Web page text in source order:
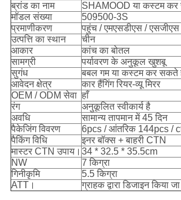
ब्रांड का नाम
SHAMOOD या कस्टम
मॉडल संख्या
509500-3S
प्रमाणीकरण
पहुंच / एमएसडीएस / एसजीएस
उत्पत्ति का स्थान
चीन
आकार
कांच का बोतल
सामग्री
पर्यावरण के अनुकूल खुशबू
सुगंध
बबल गम या कस्टम कर सकते
आवेदन क्षेत्र
कार हैंगिंग रियर-व्यू मिरर
OEM / ODM सेवा हाँ
रंग
अनुकूलित स्वीकार्य है
अवधि
सामान्य तापमान में 45 दिन
पैकेजिंग विवरण
6pcs / आंतरिक 144pcs /
पैकिंग विधि
इनर बॉक्स + बाहरी CTN
मास्टर CTN उपाय। 34 * 32.5 * 35.5cm
NW
7 किग्रा
गिनीकृमि
5.5 किग्रा
ATT।
ग्राहक द्वारा डिजाइन किया